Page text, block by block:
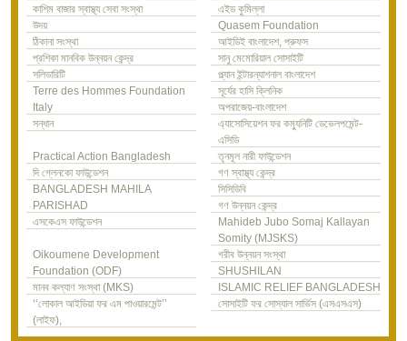
কাশিম বাজার স্বাস্থ্য সেবা সংস্থা
এইড কুমিল্লা
উদয়
Quasem Foundation
ঠিকানা সংস্থা
আইডিই বাংলাদেশ, প্রুফস
প্রশিকা মানবিক উন্নয়ন কেন্দ্র
সানু মেমোরিয়াল সোসাইটি
সলিডারিটি
প্ল্যান ইন্টারন্যাশনাল বাংলাদেশ
Terre des Hommes Foundation
Italy
সূর্যের হাসি ক্লিনিক
অপরাজেয়-বাংলাদেশ
সন্ধান
এ্যাসোসিয়েশন ফর কম্যুনিটি ডেভেলপমেন্ট-
এসিডি
Practical Action Bangladesh
তৃনমূল নারী ফাউন্ডেশন
দি গ্লেনকো ফাউন্ডেশন
গণ স্বাস্থ্য কেন্দ্র
BANGLADESH MAHILA
PARISHAD
সিসিডিবি
গণ উন্নয়ন কেন্দ্র
এসকেএস ফাউন্ডেশন
Mahideb Jubo Somaj Kallayan
Somity (MJSKS)
Oikoumene Development
Foundation (ODF)
গরীব উন্নয়ন সংস্থা
SHUSHILAN
মানব কল্যাণ সংস্থা (MKS)
ISLAMIC RELIEF BANGLADESH
‘‘লোকাল আইডিয়া ফর এম পাওয়ারমেন্ট’’
(লাইফ),
সোসাইটি ফর সোস্যাল সার্ভিস (এসএসএস)